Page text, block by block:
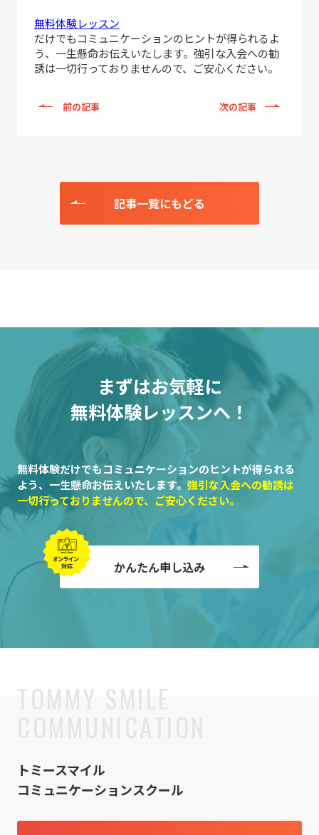
無料体験レッスン
だけでもコミュニケーションのヒントが得られるよ
う、一生懸命お伝えいたします。強引な入会への勧
誘は一切行っておりませんので、ご安心ください。
前の記事 次の記事
記事一覧にもどる
まずはお気軽に
無料体験レッスンへ！
無料体験だけでもコミュニケーションのヒントが得られる
よう、一生懸命お伝えいたします。 強引な入会への勧誘は
一切行っておりませんので、ご安心ください。
かんたん申し込み
トミースマイル
コミュニケーションスクール